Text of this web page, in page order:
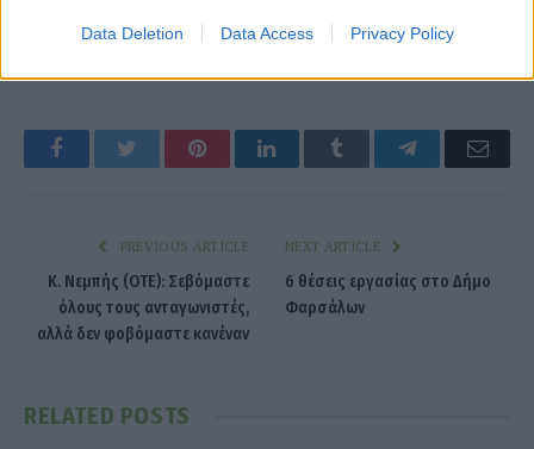
Data Deletion Data Access
Privacy Policy
Facebook Twitter PinterestLinkedIn Tumblr Telegram
PREVIOUS ARTICLE
Κ. Νεμπής (OTE): Σεβόμαστε
όλους τους ανταγωνιστές,
αλλά δεν φοβόμαστε κανέναν
NEXT ARTICLE
6 θέσεις εργασίας στο Δήμο
Φαρσάλων
RELATED POSTS